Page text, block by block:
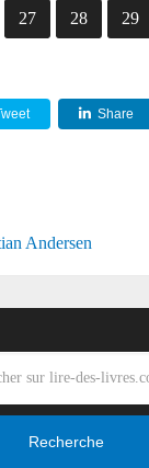
27 28 29
Share
Andersen
Recherche